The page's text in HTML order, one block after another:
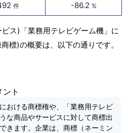
件 -86.2 %
ス)「業務用テレビゲーム機」に
標)の概要は、以下の通りです。
ト
おける商標権や、「業務用テレビ
な商品やサービスに対して商標出
きます。企業は、商標（ネーミン